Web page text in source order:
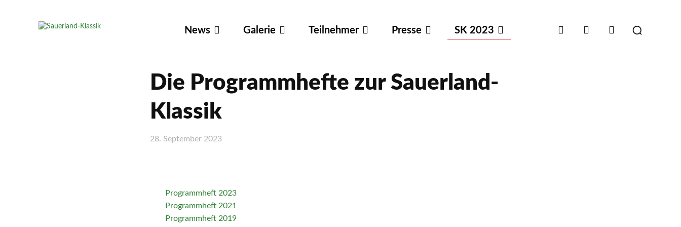
News Galerie Teilnehmer Presse SK 2023
Die Programmhefte zur Sauerland-
Klassik
28. September 2023
Programmheft 2023
Programmheft 2021
Programmheft 2019